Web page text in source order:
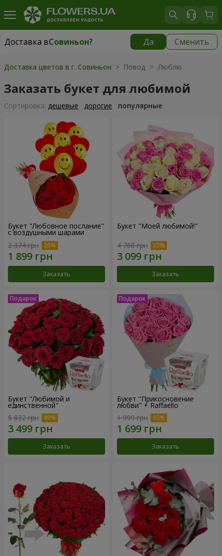
Доставка вСовиньон? Да Сменить
Доставка вСовиньон|
Доставка цветов в г. Совиньон > Повод > Люблю
Заказать букет для любимой
Cортировка: дешевые дорогие популярные
Букет "Любовное послание"
с воздушными шарами
2 374 грн
Заказать
Букет "Моей любимой!"
4 768 грн
Заказать
Букет "Любимой и
единственной"
5 832 грн
Заказать
Букет "Прикосновение
любви" + Raffaello
1 999 грн
Заказать